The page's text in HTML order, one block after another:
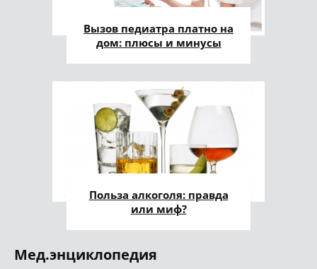
Вызов педиатра платно на
дом: плюсы и минусы
Польза алкоголя: правда
или миф?
Мед.энциклопедия